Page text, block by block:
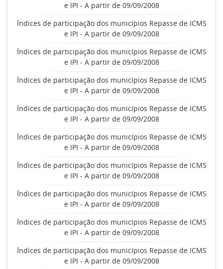
e IPI - A partir de 09/09/2008
Índices de participação dos municípios Repasse de ICMS
e IPI - A partir de 09/09/2008
Índices de participação dos municípios Repasse de ICMS
e IPI - A partir de 09/09/2008
Índices de participação dos municípios Repasse de ICMS
e IPI - A partir de 09/09/2008
Índices de participação dos municípios Repasse de ICMS
e IPI - A partir de 09/09/2008
Índices de participação dos municípios Repasse de ICMS
e IPI - A partir de 09/09/2008
Índices de participação dos municípios Repasse de ICMS
e IPI - A partir de 09/09/2008
Índices de participação dos municípios Repasse de ICMS
e IPI - A partir de 09/09/2008
Índices de participação dos municípios Repasse de ICMS
e IPI - A partir de 09/09/2008
Índices de participação dos municípios Repasse de ICMS
e IPI - A partir de 09/09/2008